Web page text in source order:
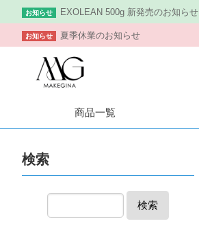
お知らせ EXOLEAN 500g 新発売のお知らせ
お知らせ 夏季休業のお知らせ
商品一覧
検索
検索